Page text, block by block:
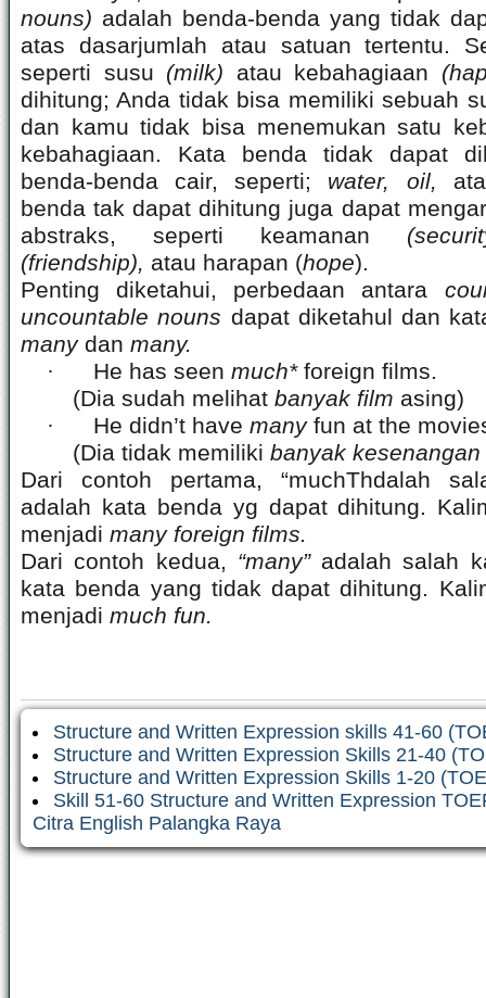
nouns) adalah benda-benda yang tidak
atas dasarjumlah atau satuan tertentu.
seperti susu (milk) atau kebahagiaan
dihitung; Anda tidak bisa memiliki sebuah
dan kamu tidak bisa menemukan satu
kebahagiaan. Kata benda tidak dapat
benda-benda cair, seperti; water, oil,
benda tak dapat dihitung juga dapat
abstraks, seperti keamanan
(friendship), atau harapan (hope).
Penting diketahui, perbedaan antara
uncountable nouns dapat diketahul dan
many dan many.
·
He has seen much* foreign films.
(Dia sudah melihat banyak film asing)
·
He didn’t have many fun at the
(Dia tidak memiliki banyak kesenangan
Dari contoh pertama, “muchThdalah
adalah kata benda yg dapat dihitung.
menjadi many foreign films.
Dari contoh kedua, “many” adalah salah
kata benda yang tidak dapat dihitung.
menjadi much fun.
Structure and Written Expression skills 41-60
Structure and Written Expression Skills 21-40
Structure and Written Expression Skills 1-20
Skill 51-60 Structure and Written Expression
Citra English Palangka Raya